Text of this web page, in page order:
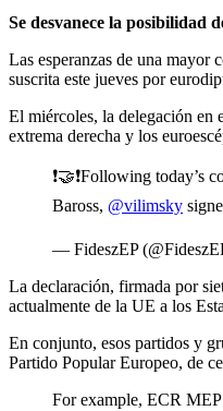
Se desvanece la posibilidad
Las esperanzas de una mayor
suscrita este jueves por
El miércoles, la delegación en
extrema derecha y los
❗️🤝❗️Following today’s
Baross, @vilimsky
— FideszEP
La declaración, firmada por
actualmente de la UE a los
En conjunto, esos partidos y
Partido Popular Europeo, de
For example, ECR MEP